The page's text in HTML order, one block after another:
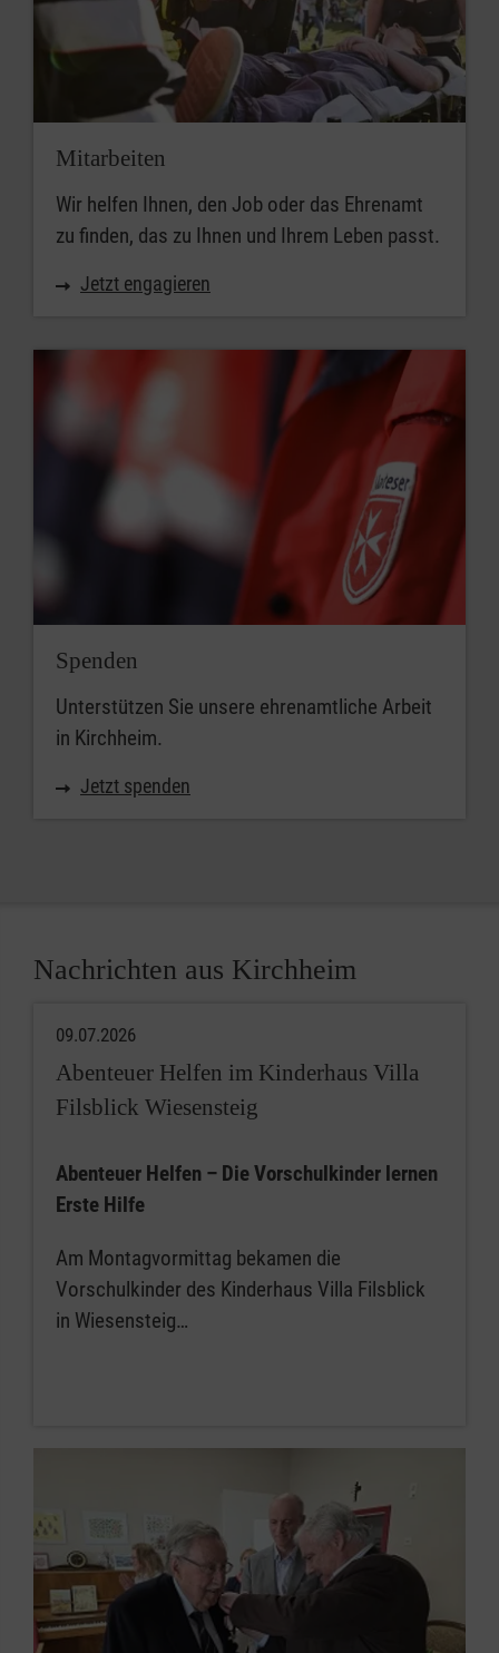
Mitarbeiten
Wir helfen Ihnen, den Job oder das Ehrenamt
zu finden, das zu Ihnen und Ihrem Leben passt.
Jetzt engagieren
Spenden
Unterstützen Sie unsere ehrenamtliche Arbeit
in Kirchheim.
Jetzt spenden
Nachrichten aus Kirchheim
09.07.2026
Abenteuer Helfen im Kinderhaus Villa
Filsblick Wiesensteig
Abenteuer Helfen – Die Vorschulkinder lernen
Erste Hilfe
Am Montagvormittag bekamen die
Vorschulkinder des Kinderhaus Villa Filsblick
in Wiesensteig…